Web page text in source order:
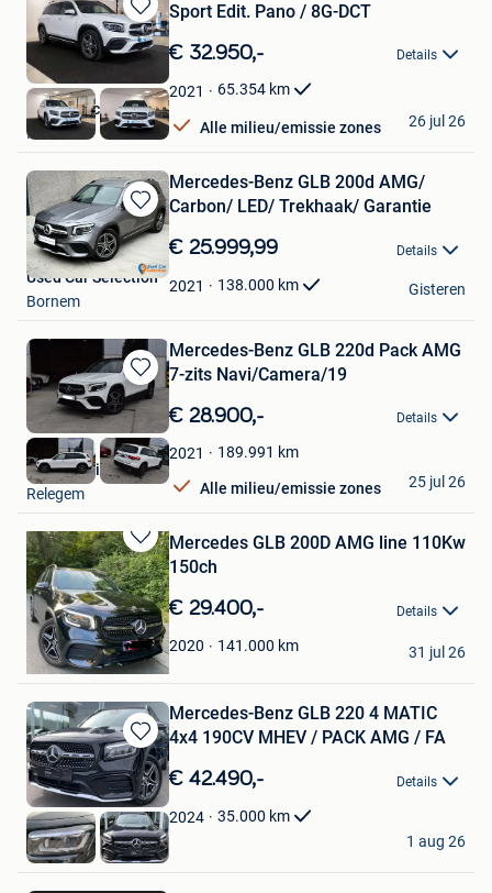
Bewaren
in
Mijn
Favorieten
Sport Edit. Pano / 8G-DCT
€ 32.950,- Details
2021 65.354 km
Alle milieu/emissie zones
B&Y Autocenter
Kermt
26 jul 26
Bewaren
in
Mijn
Favorieten
Mercedes-Benz GLB 200d AMG/
Carbon/ LED/ Trekhaak/ Garantie
€ 25.999,99 Details
2021 138.000 km
Used Car Selection
Bornem
Gisteren
Bewaren
in
Mijn
Favorieten
Mercedes-Benz GLB 220d Pack AMG
7-zits Navi/Camera/19
€ 28.900,- Details
2021 189.991 km
Alle milieu/emissie zones
CAR Solutions
Relegem
25 jul 26
Bewaren
in
Mijn
Favorieten
Mercedes GLB 200D AMG line 110Kw
150ch
€ 29.400,- Details
2020 141.000 km
vabo
Mouscron
31 jul 26
Bewaren
in
Mijn
Favorieten
Mercedes-Benz GLB 220 4 MATIC
4x4 190CV MHEV / PACK AMG / FA
€ 42.490,- Details
2024 35.000 km
OXO Cars
Luttre
1 aug 26